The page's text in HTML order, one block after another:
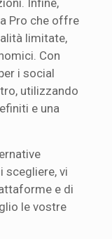
Pro che offre
limitate,
Con
i social
utilizzando
e una
scegliere, vi
e di
le vostre